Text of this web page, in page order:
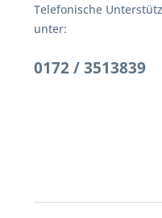
Telefonische
unter:
0172 / 3513839